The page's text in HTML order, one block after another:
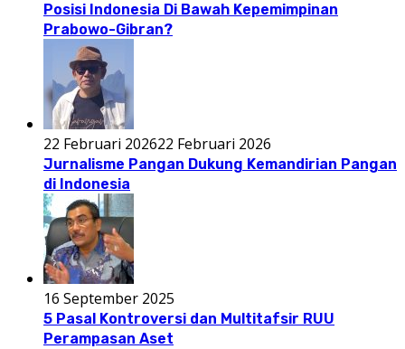
Posisi Indonesia Di Bawah Kepemimpinan
Prabowo-Gibran?
22 Februari 202622 Februari 2026
Jurnalisme Pangan Dukung Kemandirian Pangan
di Indonesia
16 September 2025
5 Pasal Kontroversi dan Multitafsir RUU
Perampasan Aset